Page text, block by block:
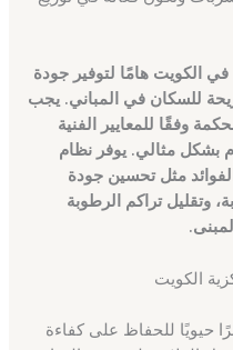
في الكويت هامًا لتوفير جودة
للسكان في المباني. يجب
وفقًا للمعايير الفنية
بشكل مثالي. يوفر نظام
مثل تحسين جودة
وتقليل تراكم الرطوبة
الكويت
حيويًا للحفاظ على كفاءة